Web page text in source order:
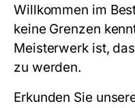
Willkommen im
keine Grenzen
Meisterwerk ist,
zu werden.
Erkunden Sie